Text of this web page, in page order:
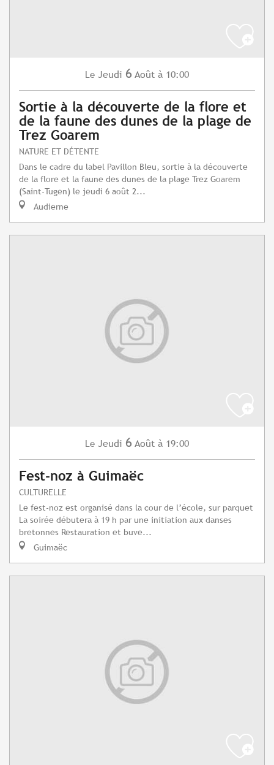
Le Jeudi 6 Août à 10:00
Sortie à la découverte de la flore et
de la faune des dunes de la plage de
Trez Goarem
NATURE ET DÉTENTE
Dans le cadre du label Pavillon Bleu, sortie à la découverte
de la flore et la faune des dunes de la plage Trez Goarem
(Saint-Tugen) le jeudi 6 août 2...
Audierne
Le Jeudi 6 Août à 19:00
Fest-noz à Guimaëc
CULTURELLE
Le fest-noz est organisé dans la cour de l’école, sur parquet
La soirée débutera à 19 h par une initiation aux danses
bretonnes Restauration et buve...
Guimaëc